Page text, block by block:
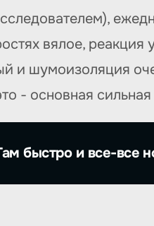
вялое,
и шумоизоляция
- основная
быстро и все-все